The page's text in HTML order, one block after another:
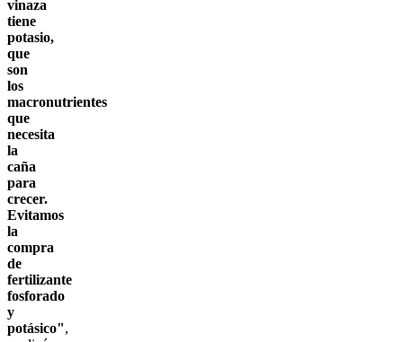
vinaza
tiene
potasio,
que
son
los
macronutrientes
que
necesita
la
caña
para
crecer.
Evitamos
la
compra
de
fertilizante
fosforado
y
potásico",